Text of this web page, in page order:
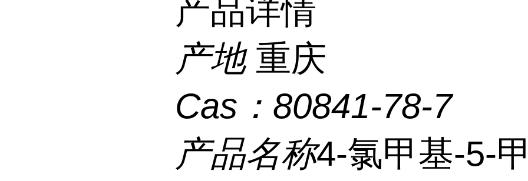
产品详情
产地 重庆
Cas： 80841-78-7
产品名称4-氯甲基-5-甲